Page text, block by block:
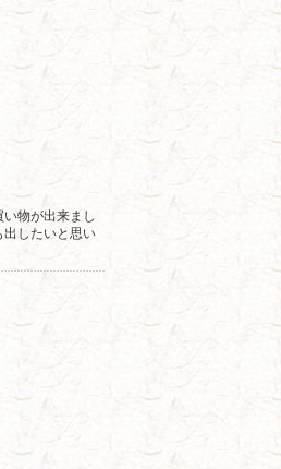
物が出来まし
出したいと思い